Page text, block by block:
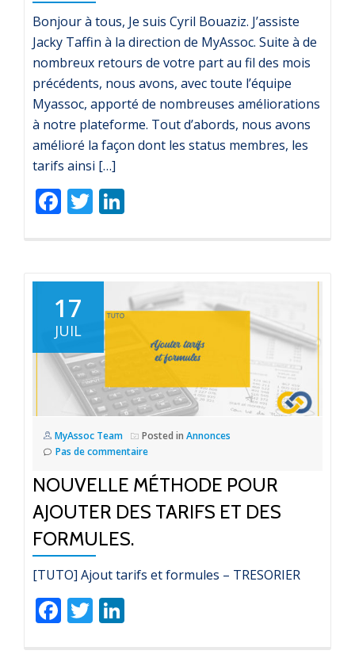
Bonjour à tous, Je suis Cyril Bouaziz. J’assiste
Jacky Taffin à la direction de MyAssoc. Suite à de
nombreux retours de votre part au fil des mois
précédents, nous avons, avec toute l’équipe
Myassoc, apporté de nombreuses améliorations
à notre plateforme. Tout d’abords, nous avons
amélioré la façon dont les status membres, les
tarifs ainsi […]
Facebook
Twitter
17
JUIL
MyAssoc Team Posted in Annonces
Pas de commentaire
NOUVELLE MÉTHODE POUR
AJOUTER DES TARIFS ET DES
FORMULES.
[TUTO] Ajout tarifs et formules – TRESORIER
Facebook
Twitter